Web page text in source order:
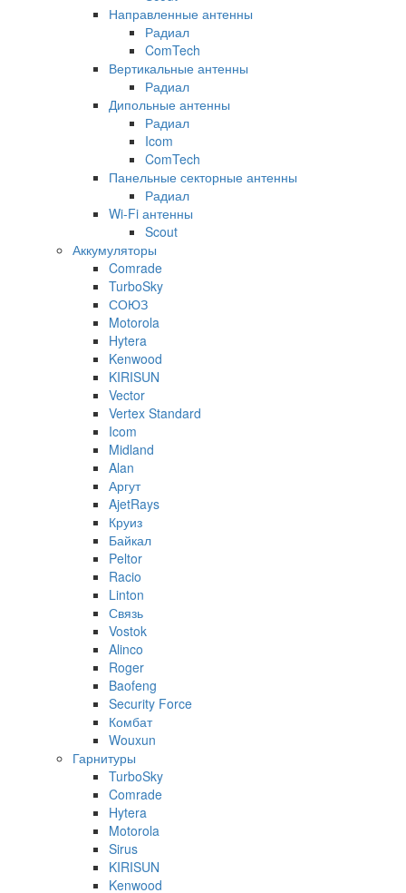
Направленные антенны
Радиал
ComTech
Вертикальные антенны
Радиал
Дипольные антенны
Радиал
Icom
ComTech
Панельные секторные антенны
Радиал
Wi-Fi антенны
Scout
Аккумуляторы
Comrade
TurboSky
СОЮЗ
Motorola
Hytera
Kenwood
KIRISUN
Vector
Vertex Standard
Icom
Midland
Alan
Аргут
AjetRays
Круиз
Байкал
Peltor
Racio
Linton
Связь
Vostok
Alinco
Roger
Baofeng
Security Force
Комбат
Wouxun
Гарнитуры
TurboSky
Comrade
Hytera
Motorola
Sirus
KIRISUN
Kenwood